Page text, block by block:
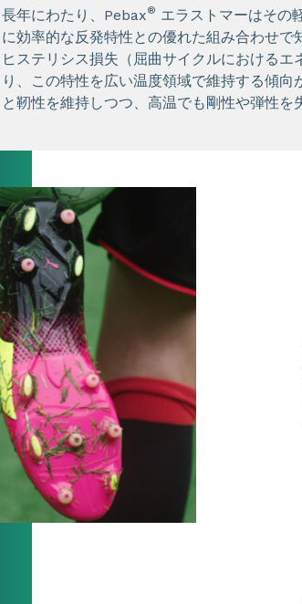
長年にわたり、Pebax® エラストマーはその
に効率的な反発特性との優れた組み合わせで
ヒステリシス損失（屈曲サイクルにおける
り、この特性を広い温度領域で維持する傾
と靭性を維持しつつ、高温でも剛性や弾性を